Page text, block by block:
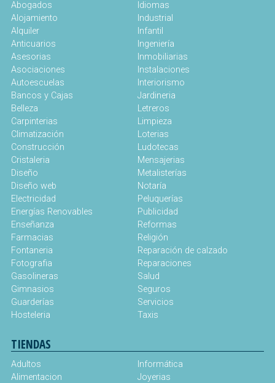
Abogados
Alojamiento
Alquiler
Anticuarios
Asesorias
Asociaciones
Autoescuelas
Bancos y Cajas
Belleza
Carpinterias
Climatización
Construcción
Cristaleria
Diseño
Diseño web
Electricidad
Energías Renovables
Enseñanza
Farmacias
Fontaneria
Fotografia
Gasolineras
Gimnasios
Guarderías
Hosteleria
Idiomas
Industrial
Infantil
Ingeniería
Inmobiliarias
Instalaciones
Interiorismo
Jardineria
Letreros
Limpieza
Loterias
Ludotecas
Mensajerias
Metalisterías
Notaría
Peluquerías
Publicidad
Reformas
Religión
Reparación de calzado
Reparaciones
Salud
Seguros
Servicios
Taxis
TIENDAS
Adultos
Alimentacion
Informática
Joyerias